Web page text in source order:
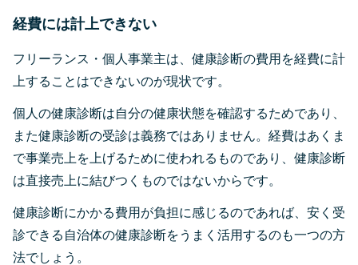
経費には計上できない
フリーランス・個人事業主は、健康診断の費用を経費に計
上することはできないのが現状です。
個人の健康診断は自分の健康状態を確認するためであり、
また健康診断の受診は義務ではありません。経費はあくま
で事業売上を上げるために使われるものであり、健康診断
は直接売上に結びつくものではないからです。
健康診断にかかる費用が負担に感じるのであれば、安く受
診できる自治体の健康診断をうまく活用するのも一つの方
法でしょう。